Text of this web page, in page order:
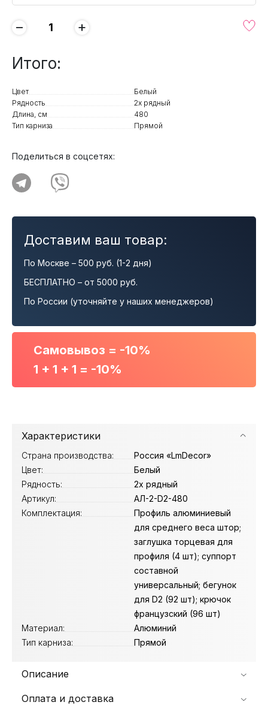
− +
Итого:
Цвет
Белый
Рядность
2х рядный
Длина, см
480
Тип карниза
Прямой
Поделиться в соцсетях:
Доставим ваш товар:
По Москве – 500 руб. (1-2 дня)
БЕСПЛАТНО – от 5000 руб.
По России (уточняйте у наших менеджеров)
Самовывоз = -10%
1 + 1 + 1 = -10%
Характеристики
Страна производства:
Россия «LmDecor»
Цвет:
Белый
Рядность:
2х рядный
Артикул:
АЛ-2-D2-480
Комплектация:
Профиль алюминиевый
для среднего веса штор;
заглушка торцевая для
профиля (4 шт); суппорт
составной
универсальный; бегунок
для D2 (92 шт); крючок
французский (96 шт)
Материал:
Алюминий
Тип карниза:
Прямой
Описание
Оплата и доставка